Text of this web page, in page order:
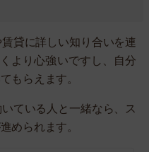
貸に詳しい知り合いを連
より心強いですし、自分
もらえます。
ている人と一緒なら、ス
められます。